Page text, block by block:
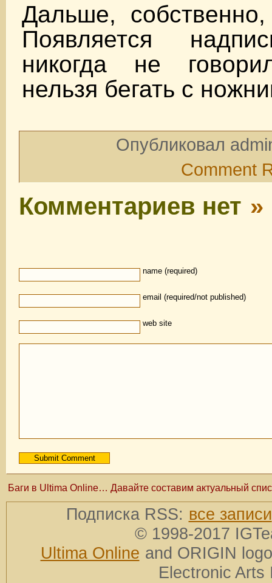
Дальше,
Появляется
никогда не
нельзя бегать с
Опубликовал
Comment
Комментариев нет »
name (required)
email (required/not published)
web site
Баги в Ultima Online… Давайте составим актуальный
Подписка RSS: все записи
© 1998-2017
Ultima Online and ORIGIN
Electronic Arts